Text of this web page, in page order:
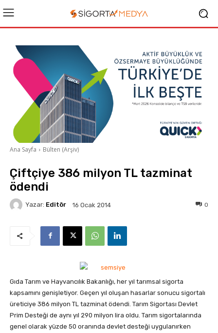
Ana Sayfa Bülten (Arşiv)
Çiftçiye 386 milyon TL tazminat
ödendi
Yazar: Editör 16 Ocak 2014 0
Gıda Tarım ve Hayvancılık Bakanlığı, her yıl tarımsal sigorta
kapsamını genişletiyor. Geçen yıl oluşan hasarlar sonucu sigortalı
üreticiye 386 milyon TL tazminat ödendi. Tarım Sigortası Devlet
Prim Desteği de aynı yıl 290 milyon lira oldu. Tarım sigortalarında
genel olarak yüzde 50 oranında devlet desteği uygulanırken